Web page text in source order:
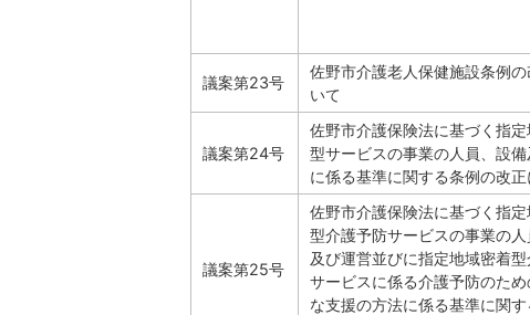
議案第23号
佐野市介護老人保健施設条例
いて
議案第24号
佐野市介護保険法に基づく指
型サービスの事業の人員、設
に係る基準に関する条例の改
議案第25号
佐野市介護保険法に基づく指
型介護予防サービスの事業の
及び運営並びに指定地域密着
サービスに係る介護予防のた
な支援の方法に係る基準に関